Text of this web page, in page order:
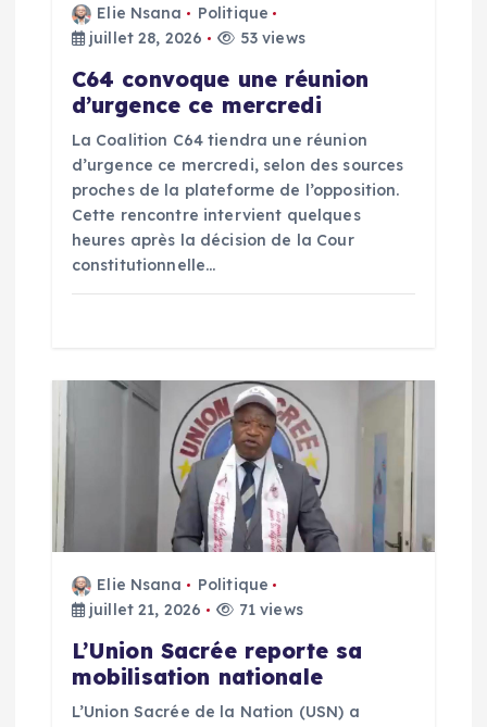
c
e
Elie Nsana
Politique
juillet 28, 2026
53 views
C64 convoque une réunion
d’urgence ce mercredi
La Coalition C64 tiendra une réunion
d’urgence ce mercredi, selon des sources
proches de la plateforme de l’opposition.
Cette rencontre intervient quelques
heures après la décision de la Cour
constitutionnelle…
Elie Nsana
Politique
juillet 21, 2026
71 views
L’Union Sacrée reporte sa
mobilisation nationale
L’Union Sacrée de la Nation (USN) a